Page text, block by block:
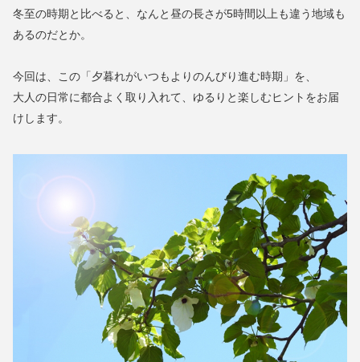
冬至の時期と比べると、なんと昼の長さが5時間以上も違う地域も
あるのだとか。
今回は、この「夕暮れがいつもよりのんびり進む時期」を、
大人の日常に都合よく取り入れて、ゆるりと楽しむヒントをお届
けします。